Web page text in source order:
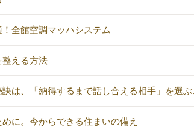
全館空調マッハシステム
える方法
は、「納得するまで話し合える相手」を選
に。今からできる住まいの備え